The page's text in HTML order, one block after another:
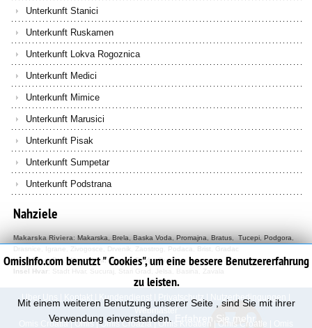
Unterkunft Stanici
Unterkunft Ruskamen
Unterkunft Lokva Rogoznica
Unterkunft Medici
Unterkunft Mimice
Unterkunft Marusici
Unterkunft Pisak
Unterkunft Sumpetar
Unterkunft Podstrana
Nahziele
Makarska Riviera: Makarska Brela Baska Voda Promajna Bratus Tucepi Podgora
Gradac
Insel Brac:Bol, Milna,Mirca, Postira,Povlja,Pucisca
Insel Hvar
Stari Grad
OmisInfo.com benutzt " Cookies", um eine bessere Benutzererfahrung
zu leisten.
Mit einem weiteren Benutzung unserer Seite , sind Sie mit ihrer
Verwendung einverstanden.
Erfahren Sie mehr...
Uber Uns Kontakt Kundendienst Privatschutz| Nutzerbedingungen
Webmaster
Omis Croatia|Omis|Omis Croazia|Omis Kroatien | Omis Croatie